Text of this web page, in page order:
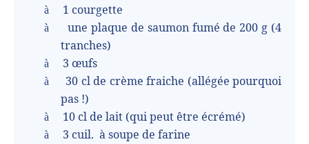
à 1 courgette
à
une plaque de saumon fumé de 200 g (4
tranches)
à 3 œufs
à
30 cl de crème fraiche (allégée pourquoi
pas !)
à 10 cl de lait (qui peut être écrémé)
à 3 cuil. à soupe de farine